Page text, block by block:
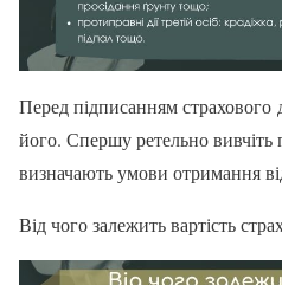
Перед підписанням
його. Спершу ретельно вивчіть
визначають умови отримання
Від чого залежить вартість